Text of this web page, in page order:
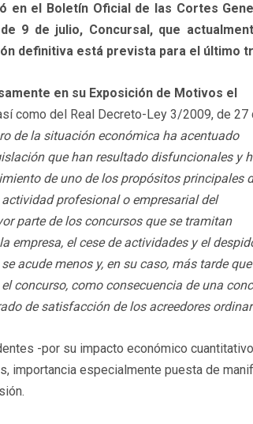
en el Boletín Oficial de las Cortes
9 de julio, Concursal, que
definitiva está prevista para el último
en su Exposición de Motivos el
como del Real Decreto-Ley 3/2009, de 27
de la situación económica ha acentuado
que han resultado disfuncionales y
de uno de los propósitos principales
profesional o empresarial del
parte de los concursos que se tramitan
empresa, el cese de actividades y el
acude menos y, en su caso, más tarde
concurso, como consecuencia de una
de satisfacción de los acreedores
-por su impacto económico
importancia especialmente puesta de